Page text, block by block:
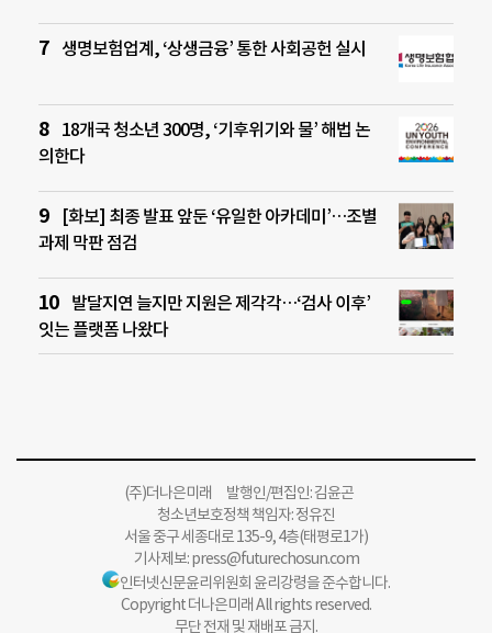
생명보험업계, ‘상생금융’ 통한 사회공헌 실시
18개국 청소년 300명, ‘기후위기와 물’ 해법 논
의한다
[화보] 최종 발표 앞둔 ‘유일한 아카데미’…조별
과제 막판 점검
발달지연 늘지만 지원은 제각각…‘검사 이후’
잇는 플랫폼 나왔다
(주)더나은미래 발행인/편집인: 김윤곤
청소년보호정책 책임자: 정유진
서울 중구 세종대로 135-9, 4층(태평로1가)
기사제보:press@futurechosun.com
인터넷신문윤리위원회 윤리강령을 준수합니다.
Copyright 더나은미래 All rights reserved.
무단 전재 및 재배포 금지.